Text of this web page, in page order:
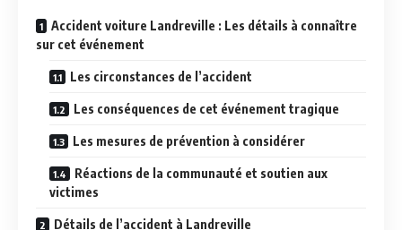
Accident voiture Landreville : Les détails à connaître
sur cet événement
Les circonstances de l’accident
Les conséquences de cet événement tragique
Les mesures de prévention à considérer
Réactions de la communauté et soutien aux
victimes
Détails de l’accident à Landreville